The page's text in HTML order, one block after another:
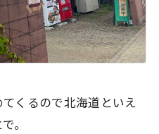
くるので北海道といえ
。